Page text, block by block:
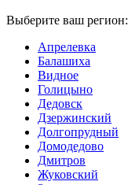
Выберите ваш регион:
Апрелевка
Балашиха
Видное
Голицыно
Дедовск
Дзержинский
Долгопрудный
Домодедово
Дмитров
Жуковский